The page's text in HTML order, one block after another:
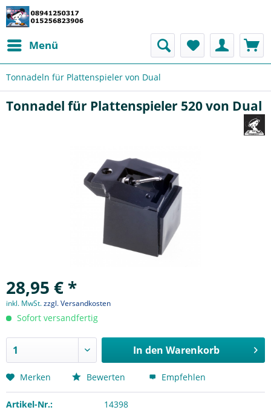
Menü
Tonnadeln für Plattenspieler von Dual
Tonnadel für Plattenspieler 520 von Dual
28,95 € *
inkl. MwSt.zzgl. Versandkosten
Sofort versandfertig
In den Warenkorb
Merken Bewerten Empfehlen
Artikel-Nr.: 14398